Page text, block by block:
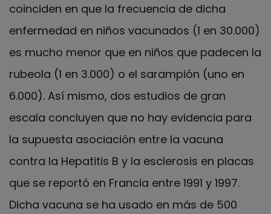
coinciden en que la frecuencia de dicha
enfermedad en niños vacunados (1 en 30.000)
es mucho menor que en niños que padecen la
rubeola (1 en 3.000) o el sarampión (uno en
6.000). Así mismo, dos estudios de gran
escala concluyen que no hay evidencia para
la supuesta asociación entre la vacuna
contra la Hepatitis B y la esclerosis en placas
que se reportó en Francia entre 1991 y 1997.
Dicha vacuna se ha usado en más de 500